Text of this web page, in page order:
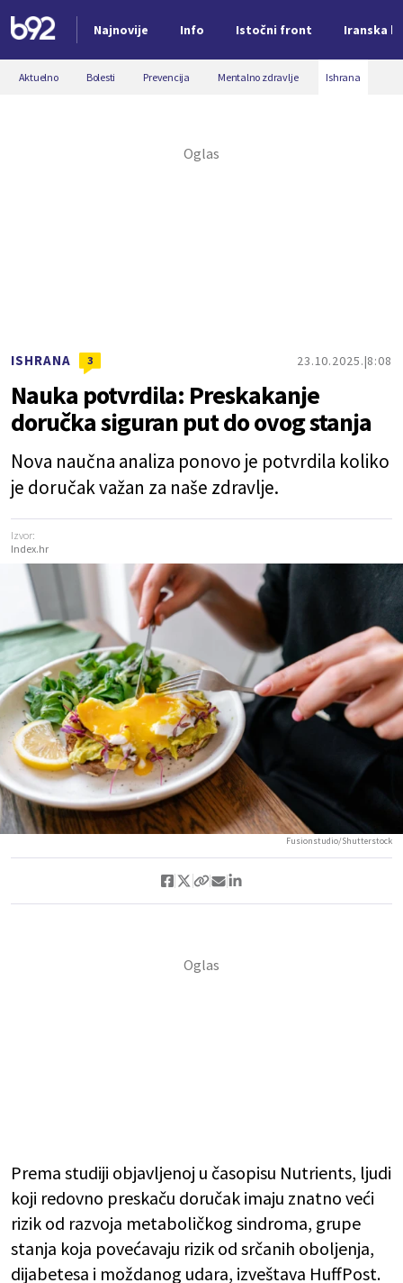
Najnovije Info Istočni front Iranska
Nova vest
Aktuelno Bolesti Prevencija Mentalno zdravlje Ishrana
ISHRANA 3 23.10.2025. 8:08
Nauka potvrdila: Preskakanje
doručka siguran put do ovog stanja
Nova naučna analiza ponovo je potvrdila koliko
je doručak važan za naše zdravlje.
Izvor:
Index.hr
Fusionstudio/Shutterstock
Prema studiji objavljenoj u časopisu Nutrients, ljudi
koji redovno preskaču doručak imaju znatno veći
rizik od razvoja metaboličkog sindroma, grupe
stanja koja povećavaju rizik od srčanih oboljenja,
dijabetesa i moždanog udara, izveštava HuffPost.